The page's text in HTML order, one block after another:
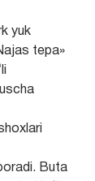
yuk
tepa»
Buta